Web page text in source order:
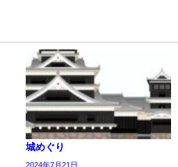
城めぐり
2024年7月21日